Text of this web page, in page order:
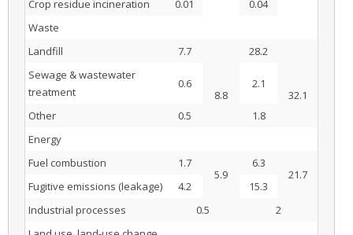
Crop residue incineration 0.01
0.04
Waste
Landfill
7.7
8.8
28.2
32.1
Sewage & wastewater
treatment
0.6 2.1
Other 0.5
1.8
Energy
Fuel combustion
1.7
5.9
6.3
21.7
Fugitive emissions (leakage)
4.2
15.3
Industrial processes
0.5
2